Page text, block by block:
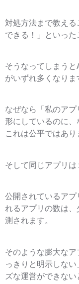
対処方法まで教え
できる！」といった
そうなってしまう
がいずれ多くなりま
なぜなら「私のア
形にしているのに
これは公平ではあり
そして同じアプリは
公開されているア
れるアプリの数は
測されます。
そのような膨大な
っきりと明示しな
ズな運営ができな